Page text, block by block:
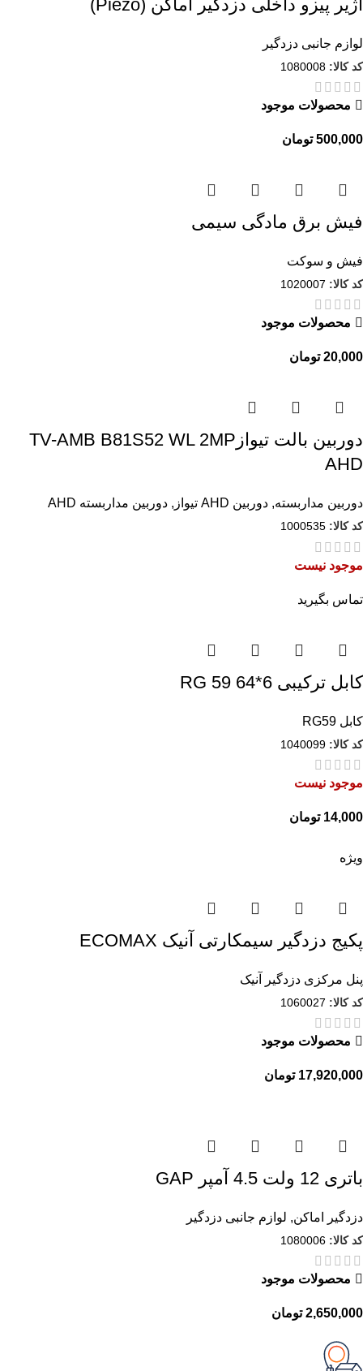
آژیر پیزو داخلی دزدگیر اماکن (Piezo)
لوازم جانبی دزدگیر
کد کالا: 1080008
محصولات موجود
500,000 تومان
فیش برق مادگی سیمی
فیش و سوکت
کد کالا: 1020007
محصولات موجود
20,000 تومان
دوربین بالت تیوازTV-AMB B81S52 WL 2MP
AHD
دوربین مداربسته, دوربین AHD تیواز , دوربین مداربسته AHD
کد کالا: 1000535
موجود نیست
تماس بگیرید
کابل ترکیبی RG 59 64*6
کابل RG59
کد کالا: 1040099
موجود نیست
14,000 تومان
ویژه
پکیج دزدگیر سیمکارتی آنیک ECOMAX
پنل مرکزی دزدگیر آنیک
کد کالا: 1060027
محصولات موجود
17,920,000 تومان
باتری 12 ولت 4.5 آمپر GAP
دزدگیر اماکن, لوازم جانبی دزدگیر
کد کالا: 1080006
محصولات موجود
2,650,000 تومان